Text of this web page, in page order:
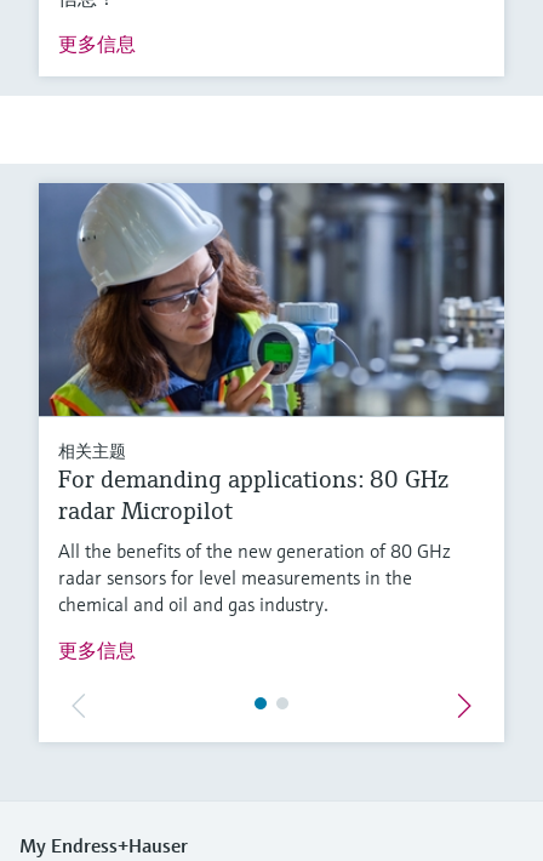
更多信息
相关主题
For demanding applications: 80 GHz
radar Micropilot
All the benefits of the new generation of 80 GHz
radar sensors for level measurements in the
chemical and oil and gas industry.
更多信息
My Endress+Hauser